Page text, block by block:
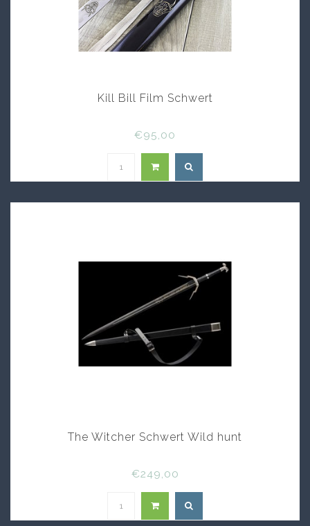
Kill Bill Film Schwert
€95,00
The Witcher Schwert Wild hunt
€249,00